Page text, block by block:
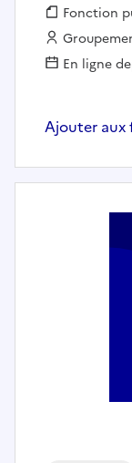
Fonction
Fonction
Employeur
En ligne
Ajouter aux